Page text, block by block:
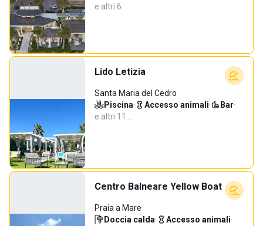
e altri 6…
Lido Letizia
Santa Maria del Cedro
Piscina· Accesso animali· Bar·
e altri 11…
Centro Balneare Yellow Boat
Praia a Mare
Doccia calda· Accesso animali·